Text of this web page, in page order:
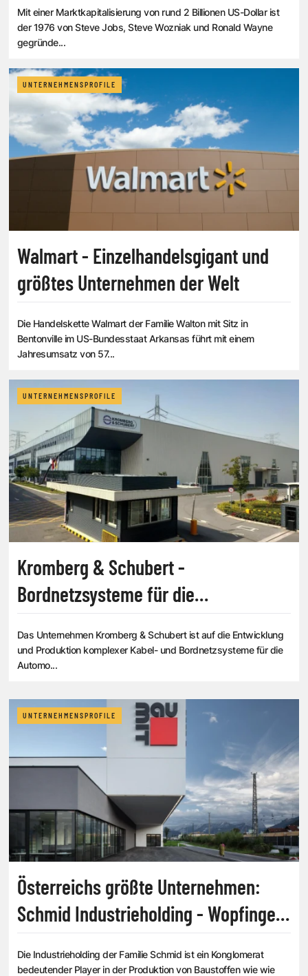
Mit einer Marktkapitalisierung von rund 2 Billionen US-Dollar ist
der 1976 von Steve Jobs, Steve Wozniak und Ronald Wayne
gegründe...
UNTERNEHMENSPROFILE
Walmart - Einzelhandelsgigant und
größtes Unternehmen der Welt
Die Handelskette Walmart der Familie Walton mit Sitz in
Bentonville im US-Bundesstaat Arkansas führt mit einem
Jahresumsatz von 57...
UNTERNEHMENSPROFILE
Kromberg & Schubert -
Bordnetzsysteme für die
Das Unternehmen Kromberg & Schubert ist auf die Entwicklung
und Produktion komplexer Kabel- und Bordnetzsysteme für die
Automo...
UNTERNEHMENSPROFILE
Österreichs größte Unternehmen:
Schmid Industrieholding - Wopfinger
Die Industrieholding der Familie Schmid ist ein Konglomerat
bedeutender Player in der Produktion von Baustoffen wie wie